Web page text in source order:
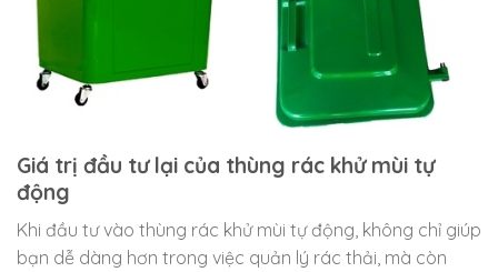
Giá trị đầu tư lại của thùng rác khử mùi tự
động
Khi đầu tư vào thùng rác khử mùi tự động, không chỉ giúp
bạn dễ dàng hơn trong việc quản lý rác thải, mà còn